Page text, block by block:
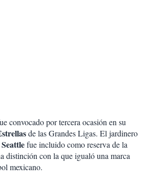
convocado por tercera ocasión en su
de las Grandes Ligas. El jardinero
fue incluido como reserva de la
distinción con la que igualó una marca
mexicano.